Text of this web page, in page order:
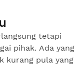
tetapi
pihak. Ada yang
kurang pula yang